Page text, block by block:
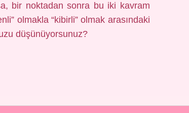
bir noktadan sonra bu iki kavram
olmakla “kibirli” olmak arasındaki
düşünüyorsunuz?